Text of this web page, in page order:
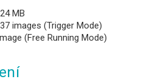
MB
images (Trigger Mode)
(Free Running Mode)